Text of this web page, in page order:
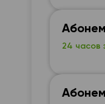
24 часов